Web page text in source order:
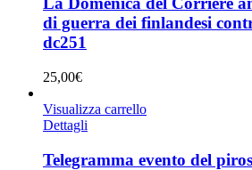
di guerra dei finlandesi
dc251
25,00€
Visualizza carrello
Dettagli
Telegramma evento del